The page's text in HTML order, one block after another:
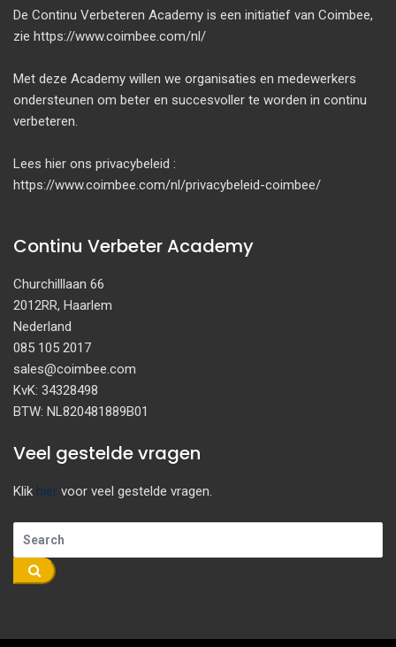
De Continu Verbeteren Academy is een initiatief van Coimbee,
zie https://www.coimbee.com/nl/
Met deze Academy willen we organisaties en medewerkers
ondersteunen om beter en succesvoller te worden in continu
verbeteren.
Lees hier ons privacybeleid :
https://www.coimbee.com/nl/privacybeleid-coimbee/
Continu Verbeter Academy
Churchilllaan 66
2012RR, Haarlem
Nederland
085 105 2017
sales@coimbee.com
KvK: 34328498
BTW: NL820481889B01
Veel gestelde vragen
Klik hier voor veel gestelde vragen.